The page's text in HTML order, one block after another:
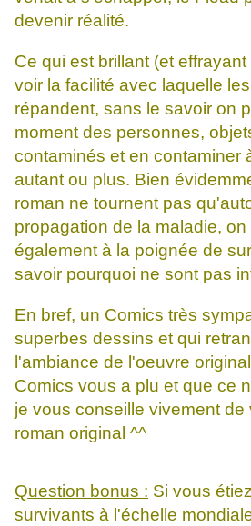
devenir réalité.
Ce qui est brillant (et
voir la facilité avec laquelle
répandent, sans le savoir on
moment des personnes,
contaminés et en contaminer
autant ou plus. Bien
roman ne tournent pas
propagation de la maladie,
également à la poignée de
savoir pourquoi ne sont pas
En bref, un Comics très
superbes dessins et qui
l'ambiance de l'oeuvre
Comics vous a plu et que ce
je vous conseille vivement de
roman original ^^
Question bonus : Si vous
survivants à l'échelle